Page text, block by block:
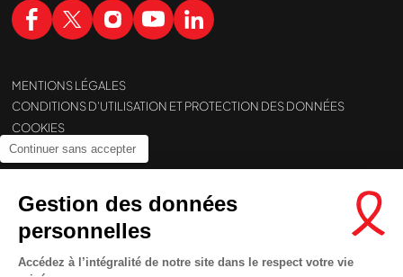
Continuer sans accepter
Gestion des données
personnelles
Accédez à l’intégralité de notre site dans le respect votre vie
MENTIONS LÉGALES
CONDITIONS D’UTILISATION ET PROTECTION DES DONNÉES
COOKIES